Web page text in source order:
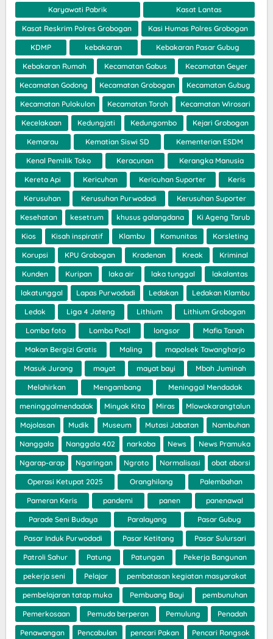
Karyawati Pabrik Kasat Lantas
Kasat Reskrim Polres Grobogan Kasi Humas Polres Grobogan
KDMP kebakaran Kebakaran Pasar Gubug
Kebakaran Rumah Kecamatan Gabus Kecamatan Geyer
Kecamatan Godong Kecamatan Grobogan Kecamatan Gubug
Kecamatan Pulokulon Kecamatan Toroh Kecamatan Wirosari
Kecelakaan Kedungjati Kedungombo Kejari Grobogan
Kemarau Kematian Siswi SD Kementerian ESDM
Kenal Pemilik Toko Keracunan Kerangka Manusia
Kereta Api Kericuhan Kericuhan Suporter Keris
Kerusuhan Kerusuhan Purwodadi Kerusuhan Suporter
Kesehatan kesetrum khusus galangdana Ki Ageng Tarub
Kios Kisah inspiratif Klambu Komunitas Korsleting
Korupsi KPU Grobogan Kradenan Kreak Kriminal
Kunden Kuripan laka air laka tunggal lakalantas
lakatunggal Lapas Purwodadi Ledakan Ledakan Klambu
Ledok Liga 4 Jateng Lithium Lithium Grobogan
Lomba foto Lomba Pocil longsor Mafia Tanah
Makan Bergizi Gratis Maling mapolsek Tawangharjo
Masuk Jurang mayat mayat bayi Mbah Juminah
Melahirkan Mengambang Meninggal Mendadak
meninggalmendadak Minyak Kita Miras Mlowokarangtalun
Mojolasan Mudik Museum Mutasi Jabatan Nambuhan
Nanggala Nanggala 402 narkoba News News Pramuka
Ngarap-arap Ngaringan Ngroto Normalisasi obat aborsi
Operasi Ketupat 2025 Oranghilang Palembahan
Pameran Keris pandemi panen panenawal
Parade Seni Budaya Paralayang Pasar Gubug
Pasar Induk Purwodadi Pasar Ketitang Pasar Sulursari
Patroli Sahur Patung Patungan Pekerja Bangunan
pekerja seni Pelajar pembatasan kegiatan masyarakat
pembelajaran tatap muka Pembuang Bayi pembunuhan
Pemerkosaan Pemuda berperan Pemulung Penadah
Penawangan Pencabulan pencari Pakan Pencari Rongsok